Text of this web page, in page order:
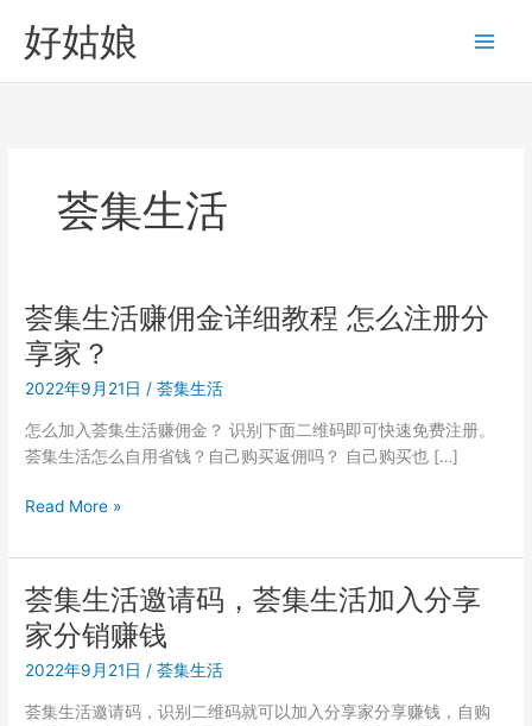
好姑娘
荟集生活
荟集生活赚佣金详细教程 怎么注册分
享家？
2022年9月21日 /荟集生活
怎么加入荟集生活赚佣金？ 识别下面二维码即可快速免费注册。
荟集生活怎么自用省钱？自己购买返佣吗？ 自己购买也 […]
荟
生
活
赚
佣
金
细
Read More »
荟集生活邀请码，荟集生活加入分享
家分销赚钱
2022年9月21日 /荟集生活
荟集生活邀请码，识别二维码就可以加入分享家分享赚钱，自购